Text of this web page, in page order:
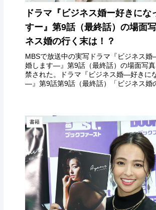
ドラマ『ビジネス婚ー好きにな
すー』第9話（最終話）の場面
ネス婚の行く末は！？
MBSで放送中の実写ドラマ『ビジネス
婚します―』第9話（最終話）の場面写
禁された。ドラマ『ビジネス婚―好きに
―』第9話第9話（最終話）「ビジネス婚
書籍